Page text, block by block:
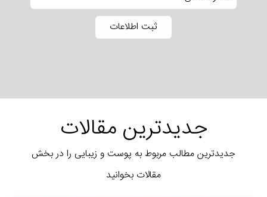
جدیدترین مقالات
جدیدترین مطالب مربوط به پوست و زیبایی را در بخش
مقالات بخوانید